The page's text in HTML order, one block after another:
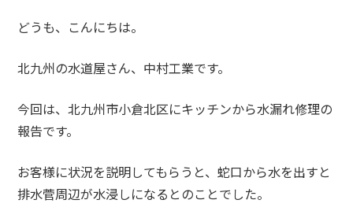
どうも、こんにちは。
北九州の水道屋さん、中村工業です。
今回は、北九州市小倉北区にキッチンから水漏れ修理の
報告です。
お客様に状況を説明してもらうと、蛇口から水を出すと
排水菅周辺が水浸しになるとのことでした。